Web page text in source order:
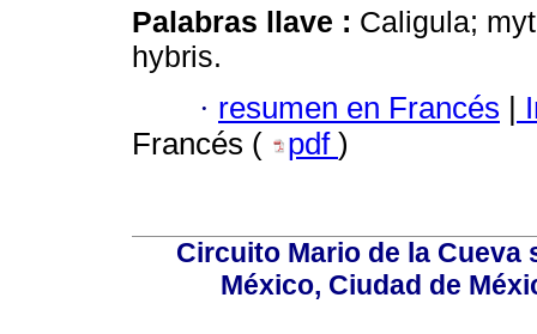
Palabras llave : Caligula;
hybris.
· resumen en Francés |
Francés (
pdf )
Circuito Mario de la Cueva
México, Ciudad de